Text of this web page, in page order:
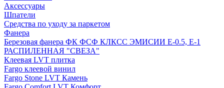
Аксессуары
Шпатели
Средства по уходу за паркетом
Фанера
Березовая фанера ФК ФСФ КЛКСС ЭМИСИИ Е-0.5, Е-1
РАСПИЛЕННАЯ "СВЕЗА"
Клеевая LVT плитка
Fargo клеевой винил
Fargo Stone LVT Камень